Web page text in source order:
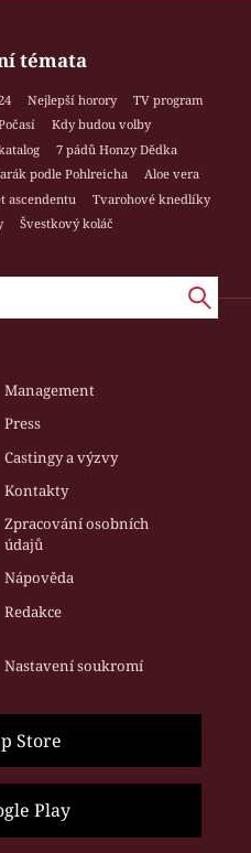
témata
Nejlepší horory
TV program
Kdy budou volby
7 pádů Honzy Dědka
podle Pohlreicha
Aloe vera
ascendentu
Tvarohové knedlíky
Švestkový koláč
Management
Press
Castingy a výzvy
Kontakty
Zpracování osobních
údajů
Nápověda
Redakce
Nastavení soukromí
Store
Play